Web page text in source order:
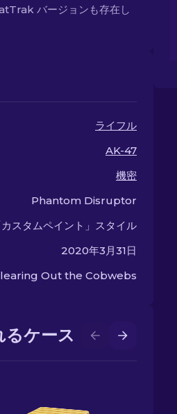
バージョンも存在し
ライフル
AK-47
機密
Phantom Disruptor
カスタムペイント」スタイル
2020年3月31日
Out the Cobwebs
ケース